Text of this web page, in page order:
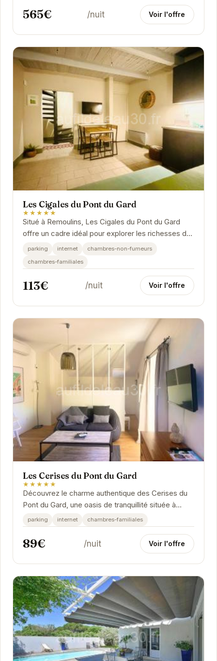
565€ /nuit Voir l'offre
Les Cigales du Pont du Gard
★★★★★
Situé à Remoulins, Les Cigales du Pont du Gard
offre un cadre idéal pour explorer les richesses de
la Provence. À proximité du célèbre Pont du...
parking internet
chambres-non-fumeurs
chambres-familiales
113€ /nuit Voir l'offre
Les Cerises du Pont du Gard
★★★★★
Découvrez le charme authentique des Cerises du
Pont du Gard, une oasis de tranquillité située à
proximité du majestueux Pont du Gard. Plongez...
parking internet chambres-familiales
89€ /nuit Voir l'offre